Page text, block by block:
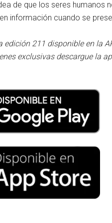
de que los seres humanos
información cuando se
211 disponible en la
exclusivas descargue la